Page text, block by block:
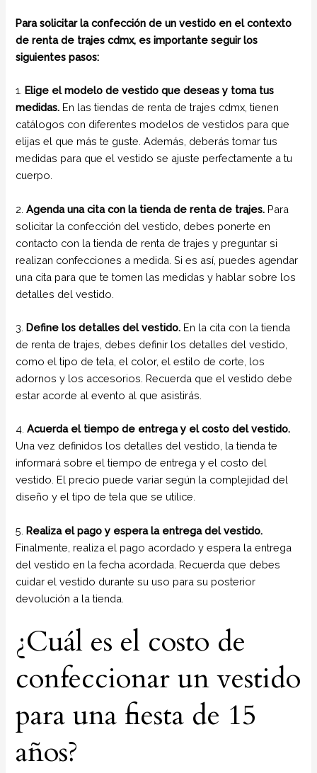
Para solicitar la confección de un vestido en el contexto
de renta de trajes cdmx, es importante seguir los
siguientes pasos:
1.Elige el modelo de vestido que deseas y toma tus
medidas. En las tiendas de renta de trajes cdmx, tienen
catálogos con diferentes modelos de vestidos para que
elijas el que más te guste. Además, deberás tomar tus
medidas para que el vestido se ajuste perfectamente a tu
cuerpo.
2.Agenda una cita con la tienda de renta de trajes. Para
solicitar la confección del vestido, debes ponerte en
contacto con la tienda de renta de trajes y preguntar si
realizan confecciones a medida. Si es así, puedes agendar
una cita para que te tomen las medidas y hablar sobre los
detalles del vestido.
3.Define los detalles del vestido. En la cita con la tienda
de renta de trajes, debes definir los detalles del vestido,
como el tipo de tela, el color, el estilo de corte, los
adornos y los accesorios. Recuerda que el vestido debe
estar acorde al evento al que asistirás.
4.Acuerda el tiempo de entrega y el costo del vestido.
Una vez definidos los detalles del vestido, la tienda te
informará sobre el tiempo de entrega y el costo del
vestido. El precio puede variar según la complejidad del
diseño y el tipo de tela que se utilice.
5.Realiza el pago y espera la entrega del vestido.
Finalmente, realiza el pago acordado y espera la entrega
del vestido en la fecha acordada. Recuerda que debes
cuidar el vestido durante su uso para su posterior
devolución a la tienda.
¿Cuál es el costo de
confeccionar un vestido
para una fiesta de 15
años?